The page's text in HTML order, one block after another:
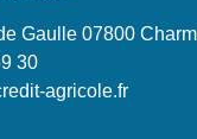
Gaulle 07800
30
agricole.fr